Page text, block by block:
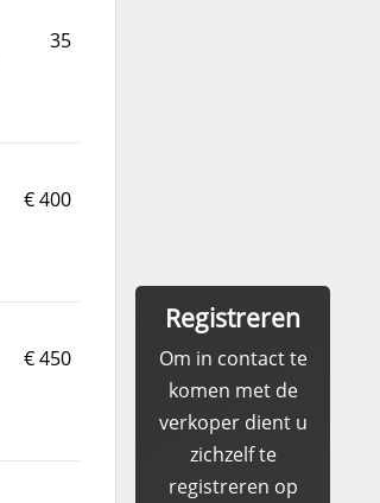
35
€ 400
€ 450
Registreren
Om in contact te
komen met de
verkoper dient u
zichzelf te
registreren op